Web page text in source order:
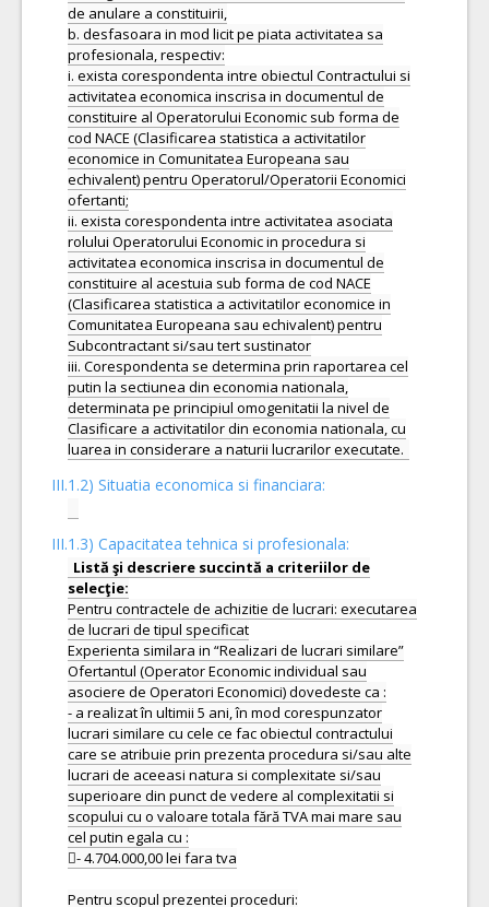
de anulare a constituirii,
b. desfasoara in mod licit pe piata activitatea sa
profesionala, respectiv:
i. exista corespondenta intre obiectul Contractului si
activitatea economica inscrisa in documentul de
constituire al Operatorului Economic sub forma de
cod NACE (Clasificarea statistica a activitatilor
economice in Comunitatea Europeana sau
echivalent) pentru Operatorul/Operatorii Economici
ofertanti;
ii. exista corespondenta intre activitatea asociata
rolului Operatorului Economic in procedura si
activitatea economica inscrisa in documentul de
constituire al acestuia sub forma de cod NACE
(Clasificarea statistica a activitatilor economice in
Comunitatea Europeana sau echivalent) pentru
Subcontractant si/sau tert sustinator
iii. Corespondenta se determina prin raportarea cel
putin la sectiunea din economia nationala,
determinata pe principiul omogenitatii la nivel de
Clasificare a activitatilor din economia nationala, cu
III.1.2) Situatia economica si financiara:
III.1.3) Capacitatea tehnica si profesionala:
Listă şi descriere succintă a criteriilor de
Pentru contractele de achizitie de lucrari: executarea
de lucrari de tipul specificat
Experienta similara in “Realizari de lucrari similare”
Ofertantul (Operator Economic individual sau
asociere de Operatori Economici) dovedeste ca :
- a realizat în ultimii 5 ani, în mod corespunzator
lucrari similare cu cele ce fac obiectul contractului
care se atribuie prin prezenta procedura si/sau alte
lucrari de aceeasi natura si complexitate si/sau
superioare din punct de vedere al complexitatii si
scopului cu o valoare totala fără TVA mai mare sau
cel putin egala cu :
- 4.704.000,00 lei fara tva
Pentru scopul prezentei proceduri: